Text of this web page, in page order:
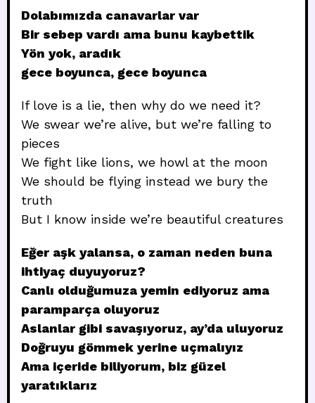
Dolabımızda canavarlar var
Bir sebep vardı ama bunu kaybettik
Yön yok, aradık
gece boyunca, gece boyunca
If love is a lie, then why do we need it?
We swear we’re alive, but we’re falling to
pieces
We fight like lions, we howl at the moon
We should be flying instead we bury the
truth
But I know inside we’re beautiful creatures
Eğer aşk yalansa, o zaman neden buna
ihtiyaç duyuyoruz?
Canlı olduğumuza yemin ediyoruz ama
paramparça oluyoruz
Aslanlar gibi savaşıyoruz, ay’da uluyoruz
Doğruyu gömmek yerine uçmalıyız
Ama içeride biliyorum, biz güzel
yaratıklarız